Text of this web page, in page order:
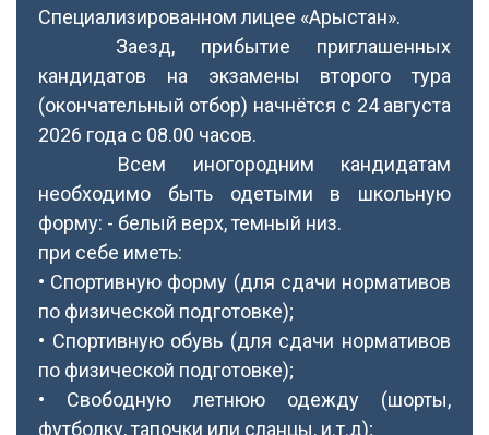
Специализированном лицее «Арыстан».
Заезд, прибытие приглашенных
кандидатов на экзамены второго тура
(окончательный отбор) начнётся с 24 августа
2026 года с 08.00 часов.
Всем иногородним кандидатам
необходимо быть одетыми в школьную
форму: - белый верх, темный низ.
при себе иметь:
• Спортивную форму (для сдачи нормативов
по физической подготовке);
• Спортивную обувь (для сдачи нормативов
по физической подготовке);
• Свободную летнюю одежду (шорты,
футболку, тапочки или сланцы, и.т.д);